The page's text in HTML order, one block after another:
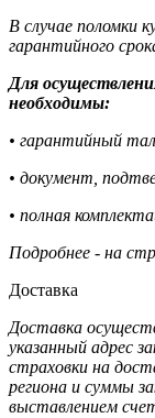
В случае поломки
гарантийного
Для
необходимы:
• гарантийный
• документ,
• полная
Подробнее - на
Доставка
Доставка
указанный адрес
страховки на
региона и суммы
выставлением